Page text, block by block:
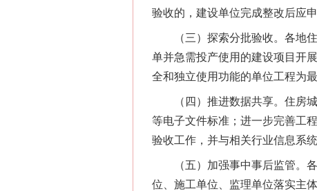
验收的，建设单位完成整改后应
（三）探索分批验收。各地住
单并急需投产使用的建设项目开
全和独立使用功能的单位工程为
（四）推进数据共享。住房城
等电子文件标准；进一步完善工
验收工作，并与相关行业信息系
（五）加强事中事后监管。各
位、施工单位、监理单位落实主